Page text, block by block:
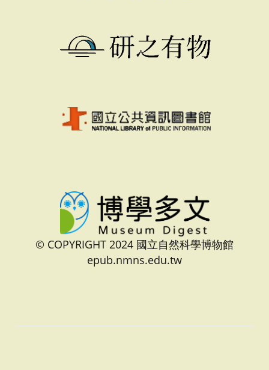
© COPYRIGHT 2024 國立自然科學博物館
epub.nmns.edu.tw